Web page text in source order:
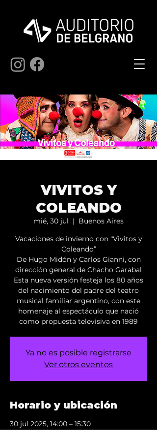
VIVITOS Y
COLEANDO
mié, 30 jul
  |
Buenos Aires
Vacaciones de invierno con “Vivitos y
Coleando”
De Hugo Midón y Carlos Gianni, con
dirección general de Chacho Garabal
Esta nueva versión festeja los 80 años
del nacimiento del padre del teatro
musical familiar argentino, con este
homenaje al espectáculo que nació
como propuesta televisiva en 1989
Ya no es posible registrarse
Ver otros eventos
Horario y ubicación
30 jul 2025, 14:00 – 15:30